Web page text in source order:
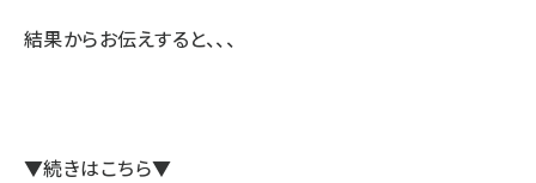
結果からお伝えすると、、、
▼続きはこちら▼